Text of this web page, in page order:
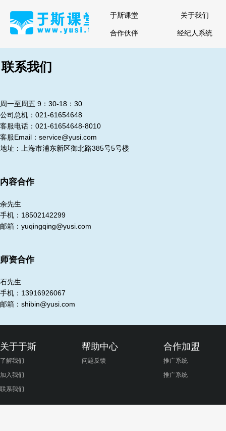
于斯课堂 关于我们
合作伙伴 经纪人系统
联系我们
周一至周五 9：30-18：30
公司总机：021-61654648
客服电话：021-61654648-8010
客服Email：service@yusi.com
地址：上海市浦东新区御北路385号5号楼
内容合作
余先生
手机：18502142299
邮箱：yuqingqing@yusi.com
师资合作
石先生
手机：13916926067
邮箱：shibin@yusi.com
关于于斯
了解我们
加入我们
联系我们
帮助中心
问题反馈
合作加盟
推广系统
推广系统